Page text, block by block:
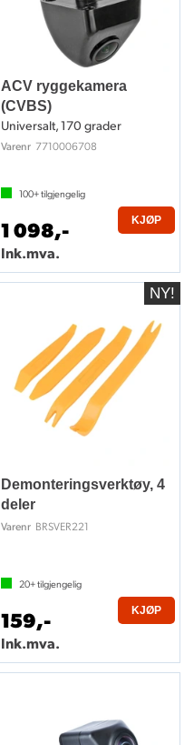
ACV ryggekamera
(CVBS)
Universalt, 170 grader
Varenr 7710006708
100+tilgjengelig
1 098,-
Ink.mva.
KJØP
Demonteringsverktøy, 4
deler
Varenr BRSVER221
20+tilgjengelig
159,-
Ink.mva.
KJØP